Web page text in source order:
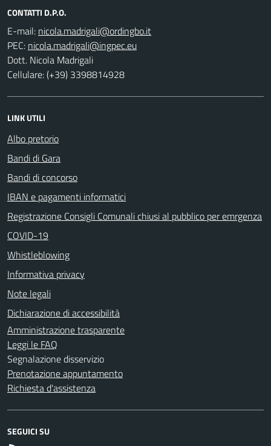
CONTATTI D.P.O.
E-mail:
PEC:
Dott. Nicola Madrigali
Cellulare: (+39) 3398814928
LINK UTILI
Albo pretorio
Bandi di Gara
Bandi di concorso
IBAN e pagamenti informatici
Registrazione Consigli Comunali chiusi al pubblico per emrgenza
COVID-19
Whistleblowing
Informativa privacy
Note legali
Dichiarazione di accessibilità
Amministrazione trasparente
Leggi le FAQ
Segnalazione disservizio
Prenotazione appuntamento
Richiesta d'assistenza
SEGUICI SU